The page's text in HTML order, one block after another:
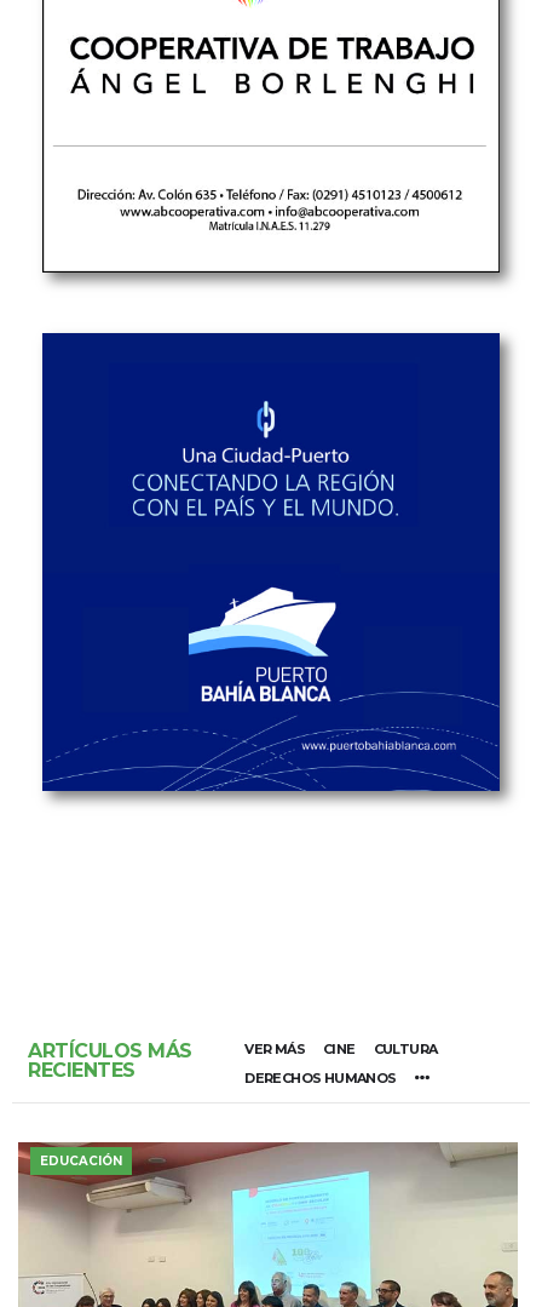
ARTÍCULOS MÁS
RECIENTES
VER MÁS CINE
CULTURA
DERECHOS HUMANOS
EDUCACIÓN